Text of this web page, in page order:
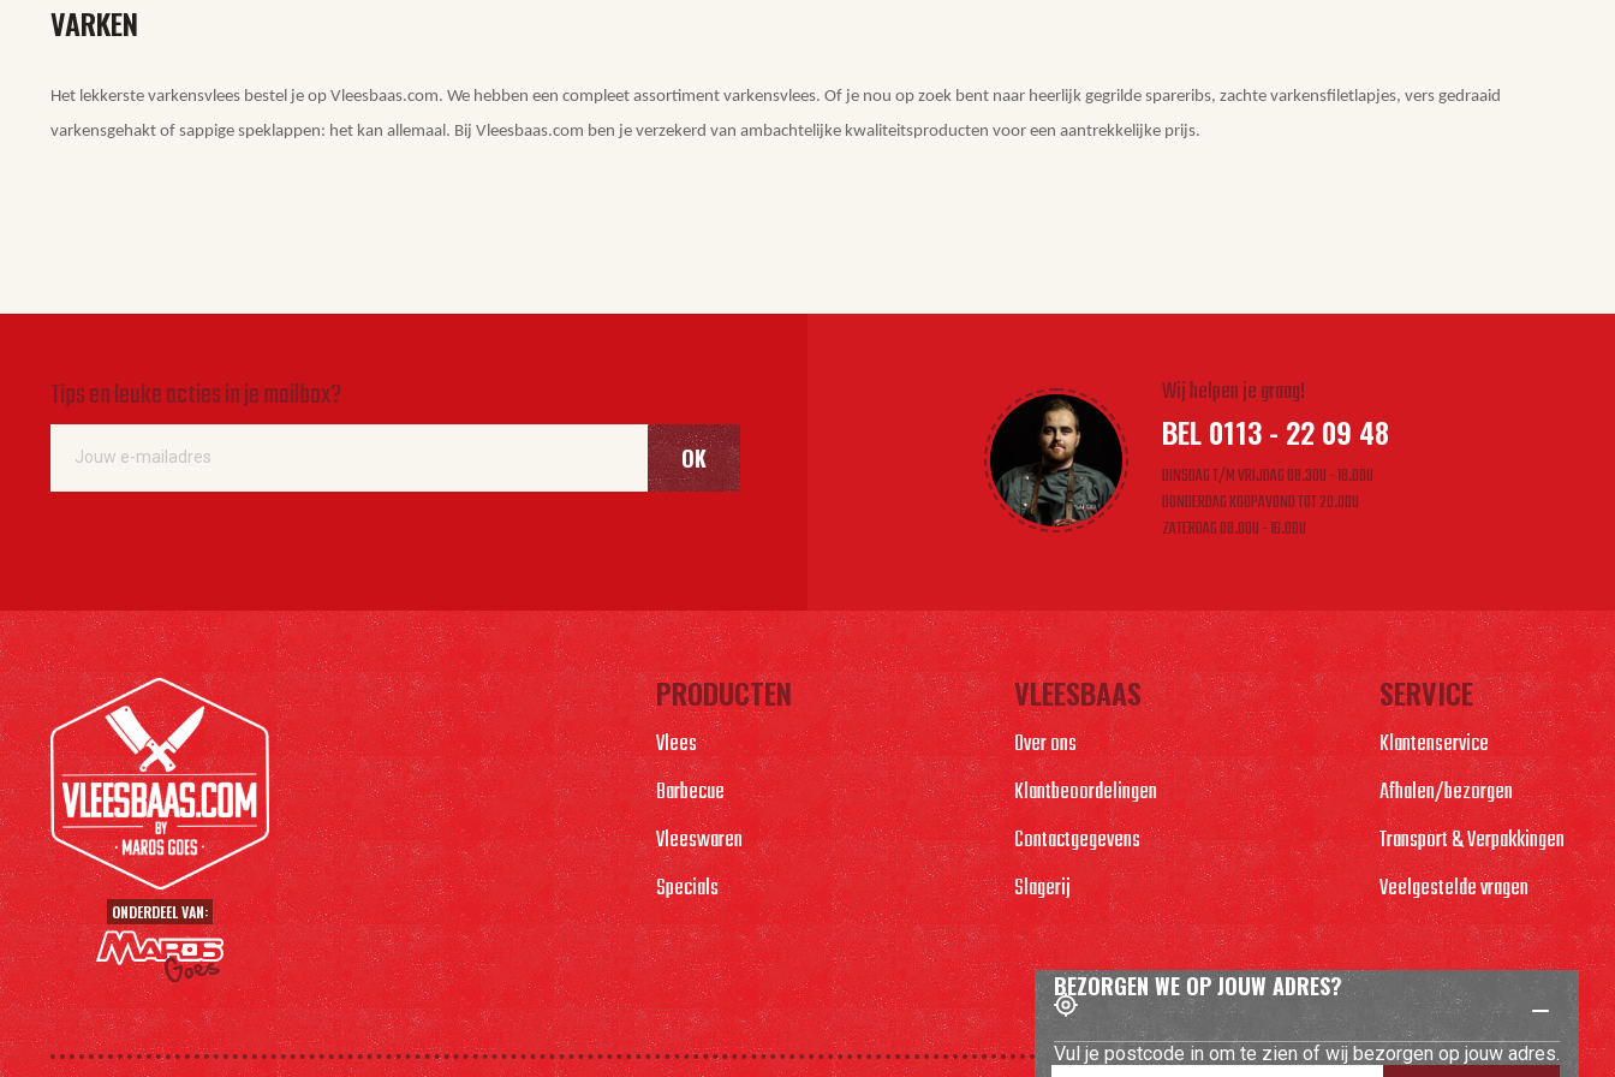
BEZORGEN WE OP JOUW ADRES?
Vul je postcode in om te zien of wij bezorgen op jouw adres.
VARKEN
Het lekkerste varkensvlees bestel je op Vleesbaas.com. We hebben een compleet assortiment varkensvlees. Of je nou op zoek bent naar heerlijk gegrilde spareribs, zachte varkensfiletlapjes, vers gedraaid
varkensgehakt of sappige speklappen: het kan allemaal. Bij Vleesbaas.com ben je verzekerd van ambachtelijke kwaliteitsproducten voor een aantrekkelijke prijs.
Tips en leuke acties in je mailbox?
OK
Wij helpen je graag!
BEL 0113 - 22 09 48
DINSDAG T/M VRIJDAG 08.30U - 18.00U
DONDERDAG KOOPAVOND TOT 20.00U
ZATERDAG 08.00U - 16.00U
ONDERDEEL VAN:
PRODUCTEN
Vlees
Barbecue
Vleeswaren
Specials
VLEESBAAS
Over ons
Klantbeoordelingen
Contactgegevens
Slagerij
SERVICE
Klantenservice
Afhalen/bezorgen
Transport & Verpakkingen
Veelgestelde vragen